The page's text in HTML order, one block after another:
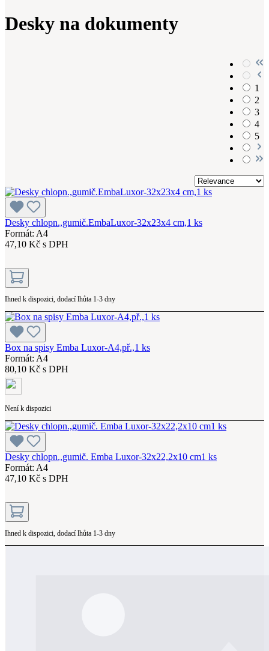
Desky na dokumenty
1
2
3
4
5
Desky chlopn.,gumič.EmbaLuxor-32x23x4 cm,1 ks
Formát: A4
47,10 Kč s DPH
Ihned k dispozici, dodací lhůta 1-3 dny
Box na spisy Emba Luxor-A4,př.,1 ks
Formát: A4
80,10 Kč s DPH
Není k dispozici
Desky chlopn.,gumič. Emba Luxor-32x22,2x10 cm1 ks
Formát: A4
47,10 Kč s DPH
Ihned k dispozici, dodací lhůta 1-3 dny